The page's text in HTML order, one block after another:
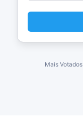
Mais Votados